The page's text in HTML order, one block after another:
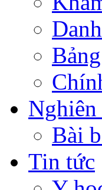
Nghiên
Bài
Tin tức